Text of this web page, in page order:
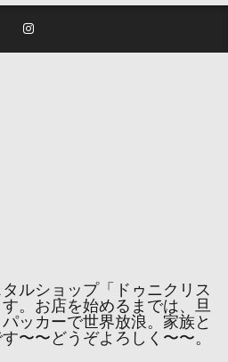
ルショップ「ドゥニクリス
。お店を始めるまでは、旦
ッカーで世界放浪。家族と
〜〜どうぞよろしく〜〜。